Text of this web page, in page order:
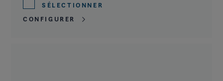
SÉLECTIONNER
CONFIGURER